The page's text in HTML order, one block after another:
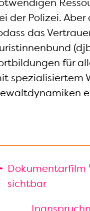
der Polizei.
das
für
spezialisiertem
Dokumentarfilm
sichtbar